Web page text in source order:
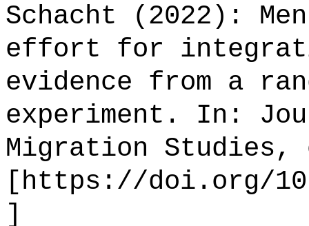
Schacht (2022):
effort for
evidence from a
experiment. In:
Migration
[https://doi.org/
]